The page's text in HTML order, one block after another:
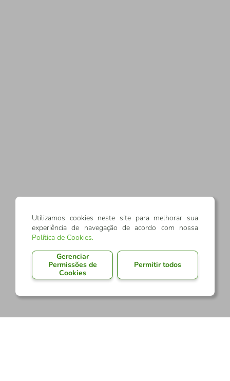
Utilizamos cookies neste site para melhorar sua
experiência de navegação de acordo com nossa
Política de Cookies.
Gerenciar
Permissões de
Cookies
Permitir todos